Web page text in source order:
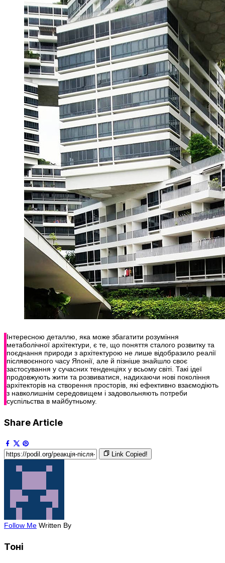
Інтересною деталлю, яка може збагатити розуміння
метаболічної архітектури, є те, що поняття сталого розвитку та
поєднання природи з архітектурою не лише відобразило реалії
післявоєнного часу Японії, але й пізніше знайшло своє
застосування у сучасних тенденціях у всьому світі. Такі ідеї
продовжують жити та розвиватися, надихаючи нові покоління
архітекторів на створення просторів, які ефективно взаємодіють
з навколишнім середовищем і задовольняють потреби
суспільства в майбутньому.
Share Article
Link Copied!
Follow Me Written By
Тоні